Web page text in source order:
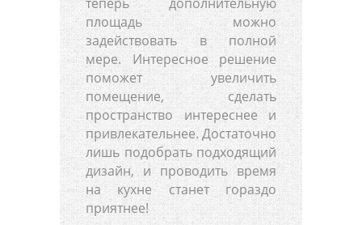
площадь можно
задействовать в полной
мере. Интересное решение
поможет увеличить
помещение, сделать
пространство интереснее и
привлекательнее. Достаточно
лишь подобрать подходящий
дизайн, и проводить время
на кухне станет гораздо
приятнее!